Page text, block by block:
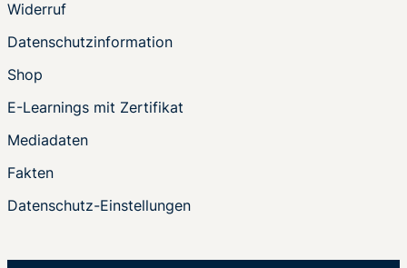
Widerruf
Datenschutzinformation
Shop
E-Learnings mit Zertifikat
Mediadaten
Fakten
Datenschutz-Einstellungen